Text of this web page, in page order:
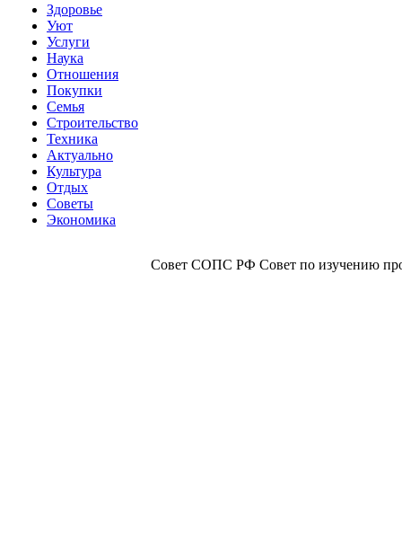
Здоровье
Уют
Услуги
Наука
Отношения
Покупки
Семья
Строительство
Техника
Актуально
Культура
Отдых
Советы
Экономика
Совет СОПС РФ Совет по изучению